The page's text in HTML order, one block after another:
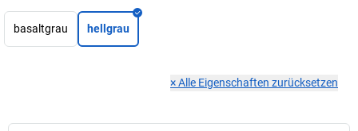
basaltgrau hellgrau
×Alle Eigenschaften zurücksetzen